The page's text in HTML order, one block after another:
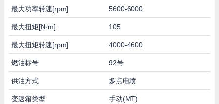
最大功率转速[rpm] 5600-6000
最大扭矩[N·m] 105
最大扭矩转速[rpm] 4000-4600
燃油标号 92号
供油方式 多点电喷
变速箱类型 手动(MT)